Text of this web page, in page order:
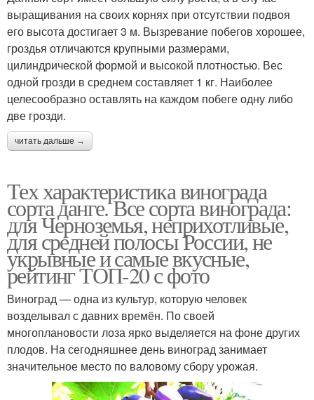
выращивания на своих корнях при отсутствии подвоя
его высота достигает 3 м. Вызревание побегов хорошее,
гроздья отличаются крупными размерами,
цилиндрической формой и высокой плотностью. Вес
одной грозди в среднем составляет 1 кг. Наиболее
целесообразно оставлять на каждом побеге одну либо
две грозди.
читать дальше →
Тех характеристика винограда
сорта данге. Все сорта винограда:
для Черноземья, неприхотливые,
для средней полосы России, не
укрывные и самые вкусные,
рейтинг ТОП-20 с фото
Виноград — одна из культур, которую человек
возделывал с давних времён. По своей
многоплановости лоза ярко выделяется на фоне других
плодов. На сегодняшнее день виноград занимает
значительное место по валовому сбору урожая.